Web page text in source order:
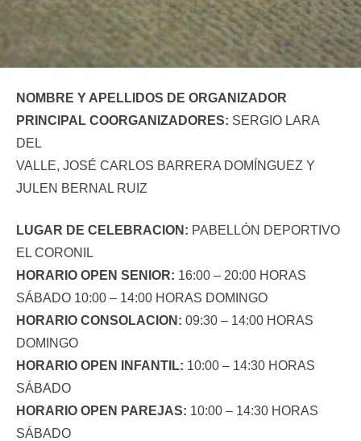
NOMBRE Y APELLIDOS DE ORGANIZADOR
PRINCIPAL COORGANIZADORES: SERGIO LARA
DEL
VALLE, JOSÉ CARLOS BARRERA DOMÍNGUEZ Y
JULEN BERNAL RUIZ
LUGAR DE CELEBRACION: PABELLÓN DEPORTIVO
EL CORONIL
HORARIO OPEN SENIOR: 16:00 – 20:00 HORAS
SÁBADO 10:00 – 14:00 HORAS DOMINGO
HORARIO CONSOLACION: 09:30 – 14:00 HORAS
DOMINGO
HORARIO OPEN INFANTIL: 10:00 – 14:30 HORAS
SÁBADO
HORARIO OPEN PAREJAS: 10:00 – 14:30 HORAS
SÁBADO